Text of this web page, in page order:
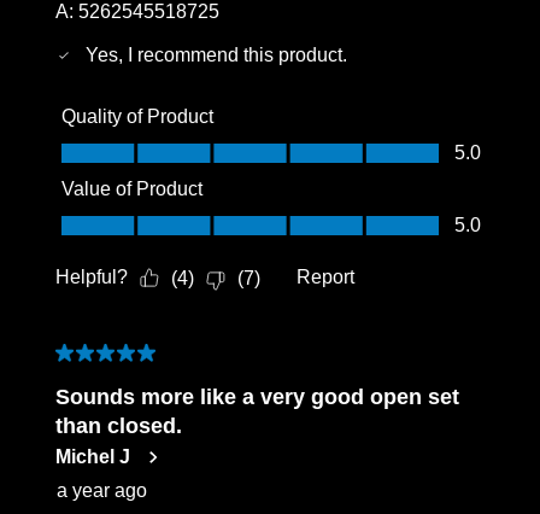
A: 5262545518725
Yes, I recommend this product.
Quality of Product
Quality of Product, 5.0 out of 5
5.0
Value of Product
Value of Product, 5.0 out of 5
5.0
Helpful? (4) (7) Report
5 out of 5 stars.
Sounds more like a very good open set
than closed.
Michel J
a year ago